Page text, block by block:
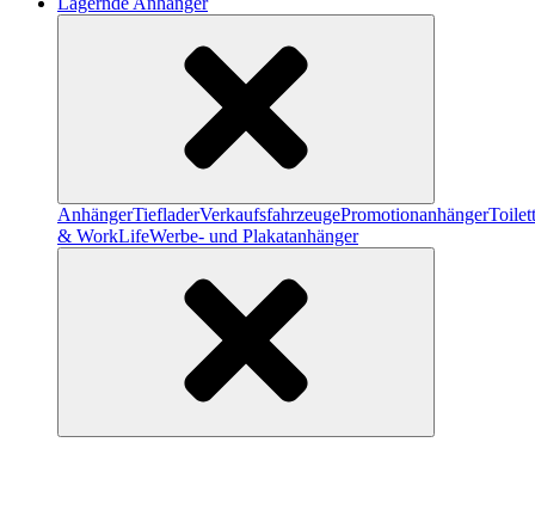
AnhängerTiefladerVerkaufsfahrzeugePromotionanhänger
& WorkLifeWerbe- und Plakatanhänger